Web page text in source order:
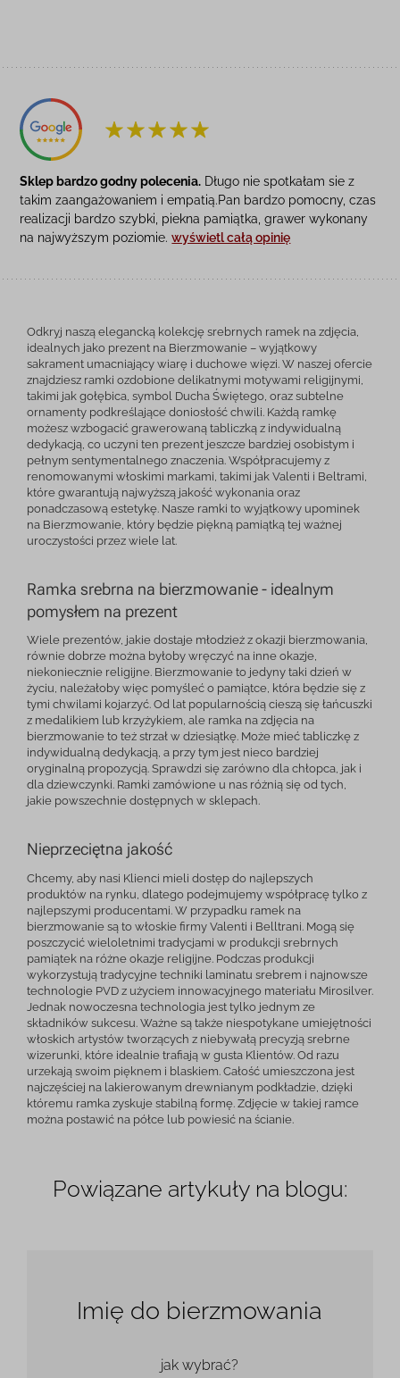
Sklep bardzo godny polecenia. Długo nie spotkałam sie z
takim zaangażowaniem i empatią.Pan bardzo pomocny, czas
realizacji bardzo szybki, piekna pamiątka, grawer wykonany
na najwyższym poziomie.wyświetl całą opinię
Odkryj naszą elegancką kolekcję srebrnych ramek na zdjęcia,
idealnych jako prezent na Bierzmowanie – wyjątkowy
sakrament umacniający wiarę i duchowe więzi. W naszej ofercie
znajdziesz ramki ozdobione delikatnymi motywami religijnymi,
takimi jak gołębica, symbol Ducha Świętego, oraz subtelne
ornamenty podkreślające doniosłość chwili. Każdą ramkę
możesz wzbogacić grawerowaną tabliczką z indywidualną
dedykacją, co uczyni ten prezent jeszcze bardziej osobistym i
pełnym sentymentalnego znaczenia. Współpracujemy z
renomowanymi włoskimi markami, takimi jak Valenti i Beltrami,
które gwarantują najwyższą jakość wykonania oraz
ponadczasową estetykę. Nasze ramki to wyjątkowy upominek
na Bierzmowanie, który będzie piękną pamiątką tej ważnej
uroczystości przez wiele lat.
Ramka srebrna na bierzmowanie - idealnym
pomysłem na prezent
Wiele prezentów, jakie dostaje młodzież z okazji bierzmowania,
równie dobrze można byłoby wręczyć na inne okazje,
niekoniecznie religijne. Bierzmowanie to jedyny taki dzień w
życiu, należałoby więc pomyśleć o pamiątce, która będzie się z
tymi chwilami kojarzyć. Od lat popularnością cieszą się łańcuszki
z medalikiem lub krzyżykiem, ale ramka na zdjęcia na
bierzmowanie to też strzał w dziesiątkę. Może mieć tabliczkę z
indywidualną dedykacją, a przy tym jest nieco bardziej
oryginalną propozycją. Sprawdzi się zarówno dla chłopca, jak i
dla dziewczynki. Ramki zamówione u nas różnią się od tych,
jakie powszechnie dostępnych w sklepach.
Nieprzeciętna jakość
Chcemy, aby nasi Klienci mieli dostęp do najlepszych
produktów na rynku, dlatego podejmujemy współpracę tylko z
najlepszymi producentami. W przypadku ramek na
bierzmowanie są to włoskie firmy Valenti i Belltrani. Mogą się
poszczycić wieloletnimi tradycjami w produkcji srebrnych
pamiątek na różne okazje religijne. Podczas produkcji
wykorzystują tradycyjne techniki laminatu srebrem i najnowsze
technologie PVD z użyciem innowacyjnego materiału Mirosilver.
Jednak nowoczesna technologia jest tylko jednym ze
składników sukcesu. Ważne są także niespotykane umiejętności
włoskich artystów tworzących z niebywałą precyzją srebrne
wizerunki, które idealnie trafiają w gusta Klientów. Od razu
urzekają swoim pięknem i blaskiem. Całość umieszczona jest
najczęściej na lakierowanym drewnianym podkładzie, dzięki
któremu ramka zyskuje stabilną formę. Zdjęcie w takiej ramce
można postawić na półce lub powiesić na ścianie.
Powiązane artykuły na blogu:
Imię do bierzmowania
jak wybrać?